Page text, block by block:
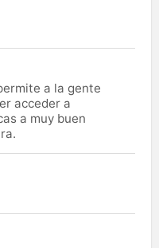
a la gente
acceder a
a muy buen